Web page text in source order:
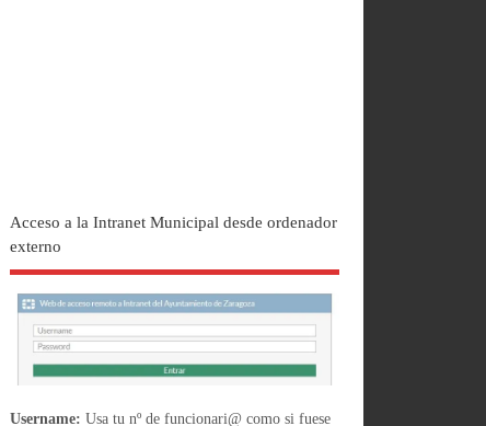
Acceso a la Intranet Municipal desde ordenador
externo
Username: Usa tu nº de funcionari@ como si fuese